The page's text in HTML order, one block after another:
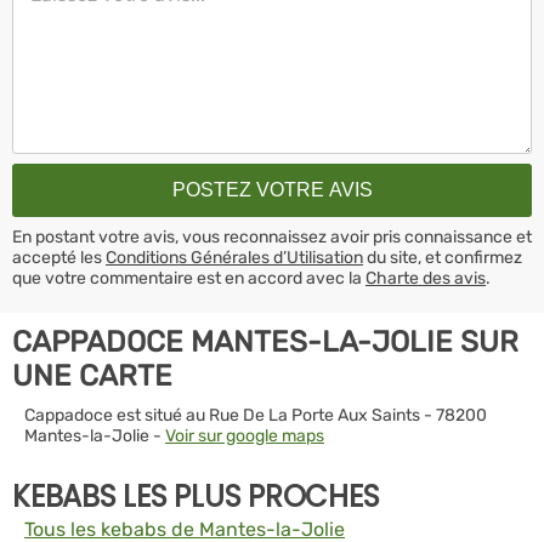
En postant votre avis, vous reconnaissez avoir pris connaissance et
accepté lesConditions Générales d’Utilisationdu site, et confirmez
que votre commentaire est en accord avec la Charte des avis.
CAPPADOCE MANTES-LA-JOLIE SUR
UNE CARTE
Cappadoce est situé au Rue De La Porte Aux Saints - 78200
Mantes-la-Jolie - Voir sur google maps
KEBABS LES PLUS PROCHES
Tous les kebabs de Mantes-la-Jolie